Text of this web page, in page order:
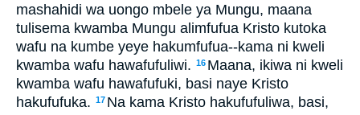
mashahidi wa uongo mbele ya Mungu, maana
tulisema kwamba Mungu alimfufua Kristo kutoka
wafu na kumbe yeye hakumfufua--kama ni kweli
kwamba wafu hawafufuliwi. 16 Maana, ikiwa ni kweli
kwamba wafu hawafufuki, basi naye Kristo
hakufufuka. 17 Na kama Kristo hakufufuliwa, basi,